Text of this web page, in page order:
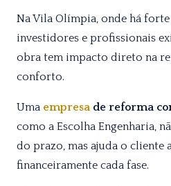
Na Vila Olímpia, onde há forte
investidores e profissionais
obra tem impacto direto na
conforto.
Uma empresa de reforma
como a Escolha Engenharia,
do prazo, mas ajuda o cliente
financeiramente cada fase.